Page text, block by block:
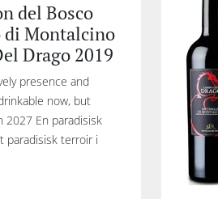
del Bosco
Montalcino
Drago 2019
presence and
now, but
2027 En paradisisk
paradisisk terroir i